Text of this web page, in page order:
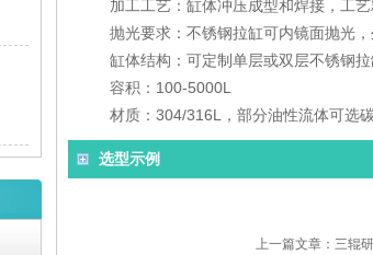
加工工艺：缸体冲压成型和焊接，工艺
抛光要求：不锈钢拉缸可内镜面抛光，
缸体结构：可定制单层或双层不锈钢
容积：100-5000L
材质：304/316L，部分油性流体可选碳
选型示例
上一篇文章：三辊